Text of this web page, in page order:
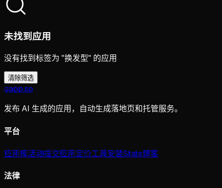
未找到应用
没有找到标签为 "换发型" 的应用
清除筛选
gapp.so
发布 AI 生成的应用，自动生成落地页和托管服务。
平台
应用库活动提交应用定价工具安装State博客
法律